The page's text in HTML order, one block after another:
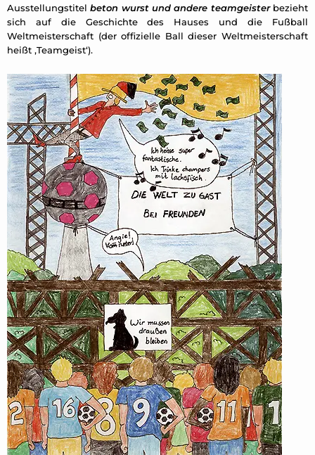
Ausstellungstitelbeton wurst und andere teamgeisterbezieht
sich auf die Geschichte des Hauses und die Fußball
Weltmeisterschaft (der offizielle Ball dieser Weltmeisterschaft
heißt ‚Teamgeist‘).